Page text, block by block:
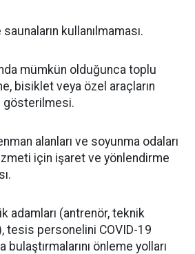
kullanılmaması.
mümkün olduğunca toplu
bisiklet veya özel araçların
gösterilmesi.
alanları ve soyunma odaları
için işaret ve yönlendirme
adamları (antrenör, teknik
tesis personelini COVID-19
bulaştırmalarını önleme yolları